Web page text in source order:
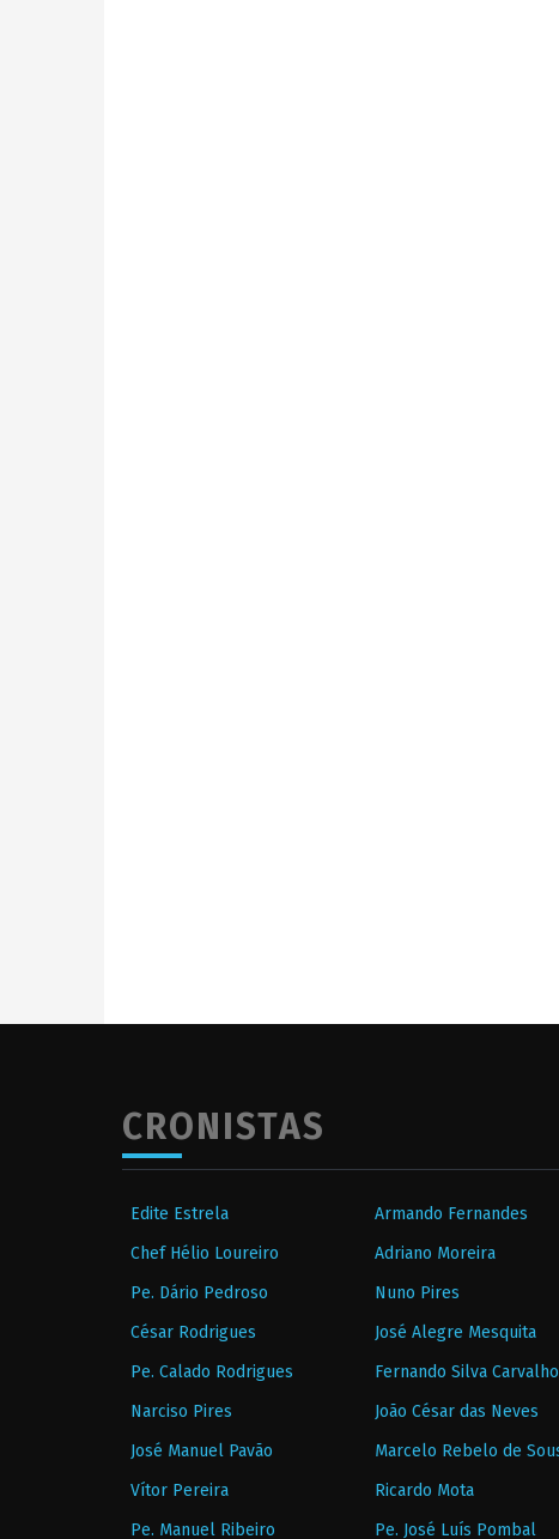
CRONISTAS
Edite Estrela Armando Fernandes
Chef Hélio Loureiro
Adriano Moreira
Pe. Dário Pedroso
Nuno Pires
César Rodrigues
José Alegre Mesquita
Pe. Calado Rodrigues
Fernando Silva Carvalho
Narciso Pires
João César das Neves
José Manuel Pavão
Marcelo Rebelo de
Vítor Pereira
Ricardo Mota
Pe. Manuel Ribeiro
Pe. José Luís Pombal